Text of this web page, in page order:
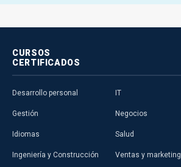
CURSOS
CERTIFICADOS
Desarrollo personal
Gestión
Idiomas
Ingeniería y Construcción
IT
Negocios
Salud
Ventas y marketing